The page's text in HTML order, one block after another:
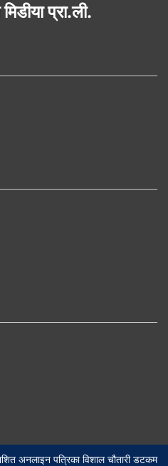
प्रा.ली.
अनलाइन पत्रिका विशाल चौतारी डटकम